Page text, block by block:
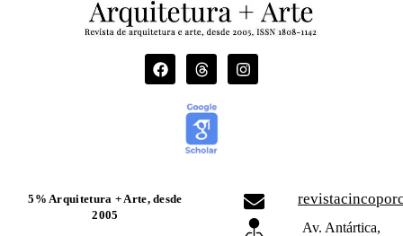
5% Arquitetura + Arte, desde
2005
Av. Antártica,